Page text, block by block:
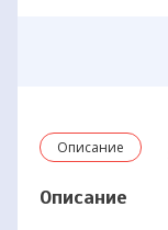
Описание
Описание